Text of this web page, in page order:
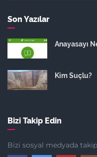
Son Yazılar
Anayasayı
Kim Suçlu?
Bizi Takip Edin
Bizi sosyal medyada